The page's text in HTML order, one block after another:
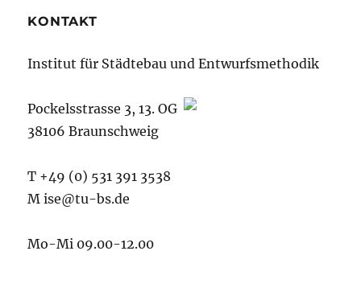
KONTAKT
Institut für Städtebau und Entwurfsmethodik
Pockelsstrasse 3, 13. OG
38106 Braunschweig
T +49 (0) 531 391 3538
M ise@tu-bs.de
Mo-Mi 09.00-12.00